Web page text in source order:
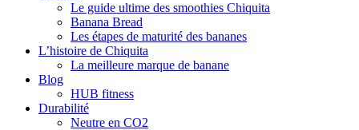
Le guide ultime des smoothies Chiquita
Banana Bread
Les étapes de maturité des bananes
L’histoire de Chiquita
La meilleure marque de banane
Blog
HUB fitness
Durabilité
Neutre en CO2